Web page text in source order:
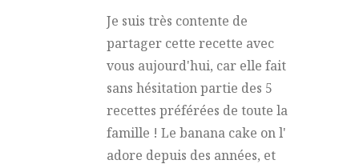
Je suis très contente de
partager cette recette avec
vous aujourd'hui, car elle fait
sans hésitation partie des 5
recettes préférées de toute la
famille ! Le banana cake on l'
adore depuis des années, et